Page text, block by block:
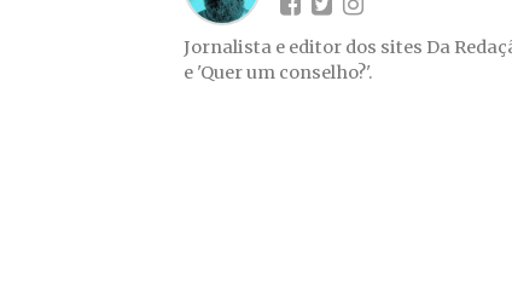
Jornalista e editor dos sites Da
e 'Quer um conselho?'.